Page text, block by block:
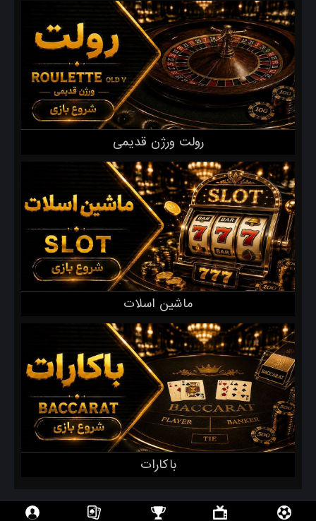
رولت ورژن قدیمی
ماشین اسلات
باکارات